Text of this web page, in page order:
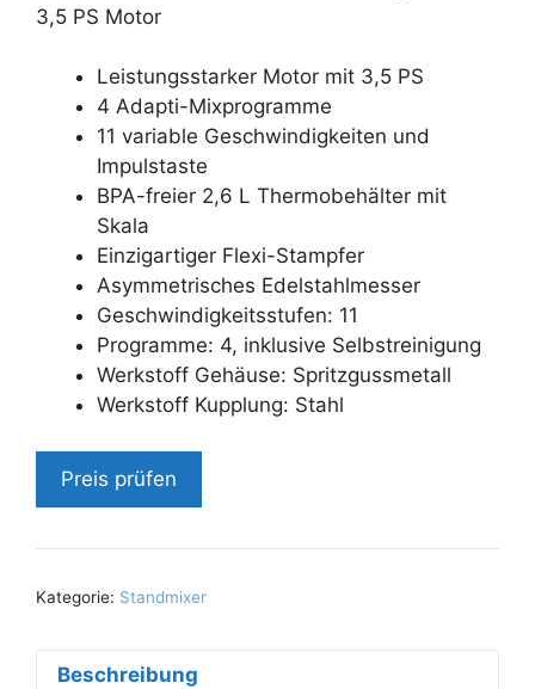
3,5 PS Motor
Leistungsstarker Motor mit 3,5 PS
4 Adapti-Mixprogramme
11 variable Geschwindigkeiten und
Impulstaste
BPA-freier 2,6 L Thermobehälter mit
Skala
Einzigartiger Flexi-Stampfer
Asymmetrisches Edelstahlmesser
Geschwindigkeitsstufen: 11
Programme: 4, inklusive Selbstreinigung
Werkstoff Gehäuse: Spritzgussmetall
Werkstoff Kupplung: Stahl
Preis prüfen
Kategorie: Standmixer
Beschreibung